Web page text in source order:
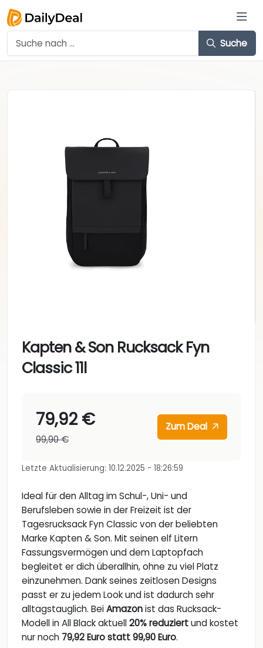
Suche
Kapten & Son Rucksack Fyn
Classic 11l
79,92 €
99,90 €
Zum Deal
Letzte Aktualisierung: 10.12.2025 - 18:26:59
Ideal für den Alltag im Schul-, Uni- und
Berufsleben sowie in der Freizeit ist der
Tagesrucksack Fyn Classic von der beliebten
Marke Kapten & Son. Mit seinen elf Litern
Fassungsvermögen und dem Laptopfach
begleitet er dich überallhin, ohne zu viel Platz
einzunehmen. Dank seines zeitlosen Designs
passt er zu jedem Look und ist dadurch sehr
alltagstauglich. BeiAmazonist das Rucksack-
Modell in All Black aktuell20% reduziertund kostet
nur noch 79,92 Euro statt 99,90 Euro.